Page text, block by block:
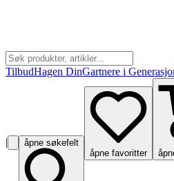
TilbudHagen DinGartnere i
|
åpne søkefelt
åpne favoritter